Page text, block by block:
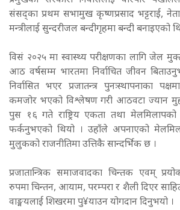
संसद्का प्रथम सभामुख कृष्णप्रसाद भट्टराई,
मन्त्रीलाई सुन्दरीजल बन्दीगृहमा बन्दी बनाइएको
विसं २०२५ मा स्वास्थ्य परीक्षणका लागि जेल
आठ वर्षसम्म भारतमा निर्वाचित जीवन
निर्वासित भएर प्रजातन्त्र पुनःस्थापनाका पक्षमा
कमजोर भएको विश्लेषण गरी आठवटा ज्यान
पुस १६ गते राष्ट्रिय एकता तथा
फर्कनुभएको थियो । उहाँले अपनाएको
मुलुकको राजनीतिमा उत्तिकै सान्दर्भिक छ ।
प्रजातान्त्रिक समाजवादका चिन्तक एवम्
रुपमा चिन्तन, आयाम, परम्परा र शैली दिएर
वाङ्मयलाई शिखरमा पु¥याउन योगदान दिनुभयो ।